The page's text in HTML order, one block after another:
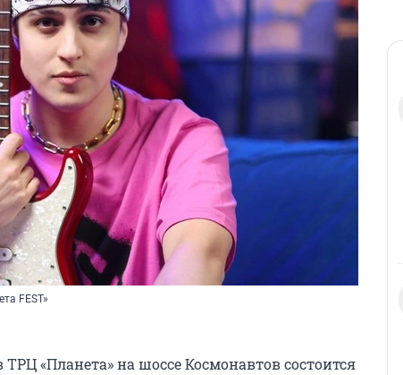
FEST»
ТРЦ «Планета» на шоссе Космонавтов состоится